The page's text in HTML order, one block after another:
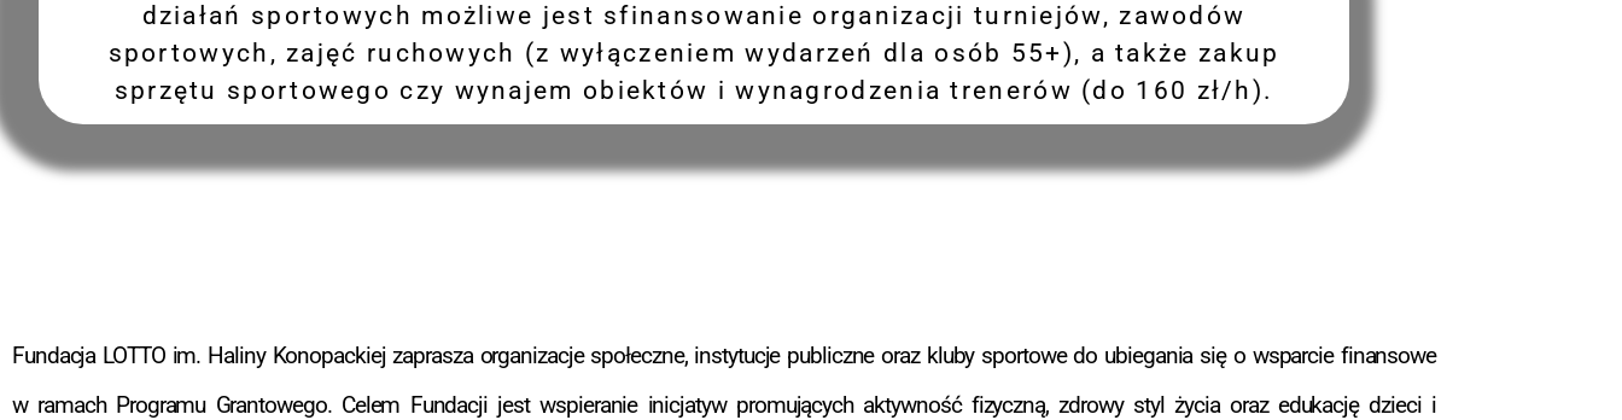
działań sportowych możliwe jest sfinansowanie organizacji turniejów, zawodów
sportowych, zajęć ruchowych (z wyłączeniem wydarzeń dla osób 55+), a także zakup
sprzętu sportowego czy wynajem obiektów i wynagrodzenia trenerów (do 160 zł/h).
Fundacja LOTTO im. Haliny Konopackiej zaprasza organizacje społeczne, instytucje publiczne oraz kluby sportowe do ubiegania się o wsparcie finansowe
w ramach Programu Grantowego. Celem Fundacji jest wspieranie inicjatyw promujących aktywność fizyczną, zdrowy styl życia oraz edukację dzieci i